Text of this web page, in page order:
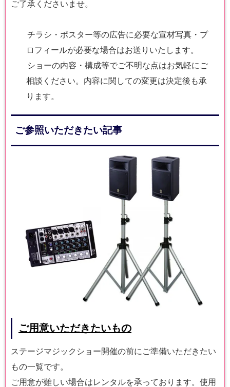
ご了承くださいませ。
チラシ・ポスター等の広告に必要な宣材写真・プ
ロフィールが必要な場合はお送りいたします。
ショーの内容・構成等でご不明な点はお気軽にご
相談ください。内容に関しての変更は決定後も承
ります。
ご参照いただきたい記事
ご用意いただきたいもの
ステージマジックショー開催の前にご準備いただきたい
もの一覧です。
ご用意が難しい場合はレンタルを承っております。使用